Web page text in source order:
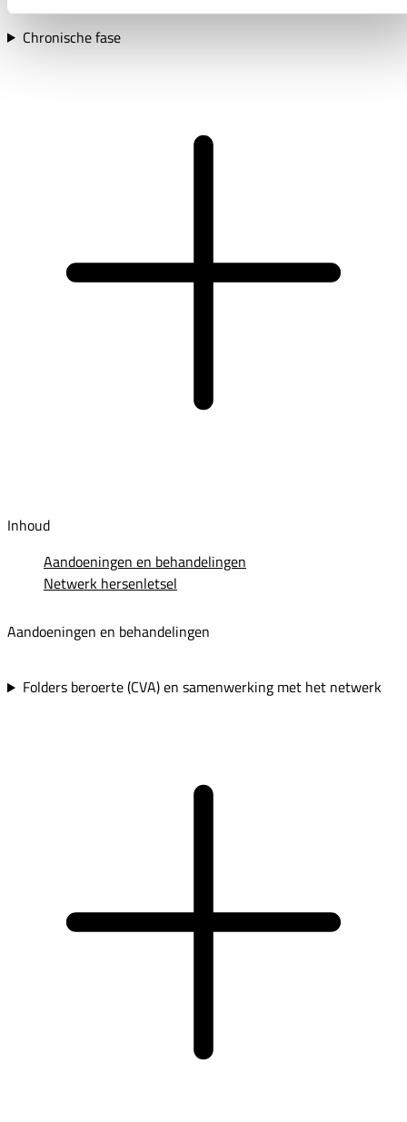
Chronische fase
Inhoud
Aandoeningen en behandelingen
Netwerk hersenletsel
Aandoeningen en behandelingen
Folders beroerte (CVA) en samenwerking met het netwerk